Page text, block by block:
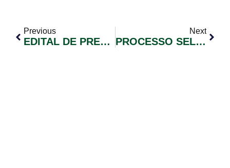
Previous
EDITAL DE PREGÃO ELETRÔNICO Nº 017/2025
Next
PROCESSO SELETIVO SIMPLICADO Nº 003/2025 EDITAL DE CONVOCAÇÃO DE CANDIDATOS Nº 001